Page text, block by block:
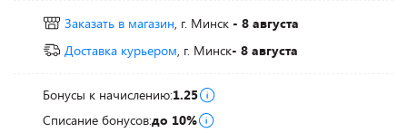
Заказать в магазин, г. Минск - 8 августа
Доставка курьером, г. Минск- 8 августа
Бонусы к начислению:1.25
Списание бонусов:до 10%